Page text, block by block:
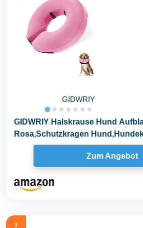
GIDWRIY
GIDWRIY Halskrause Hund
Rosa,Schutzkragen
Leckschutz,Halskrause...
Zum Angebot
7